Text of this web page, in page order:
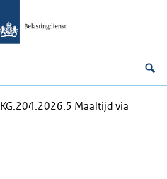
KG:204:2026:5 Maaltijd via